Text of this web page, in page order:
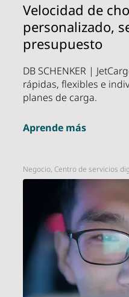
Velocidad de
personalizado,
presupuesto
DB SCHENKER |
rápidas, flexibles e
planes de carga.
Aprende más
Negocio, Centro de servicios